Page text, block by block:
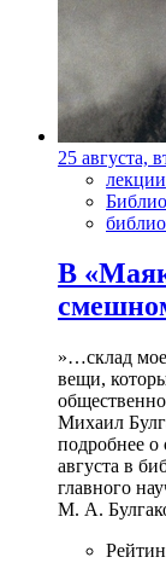
25 августа,
лекции
В
»…склад
вещи,
Михаил
подробнее о
августа в
главного
М. А.